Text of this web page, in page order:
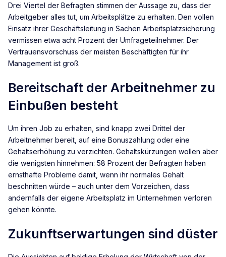
Drei Viertel der Befragten stimmen der Aussage zu, dass der
Arbeitgeber alles tut, um Arbeitsplätze zu erhalten. Den vollen
Einsatz ihrer Geschäftsleitung in Sachen Arbeitsplatzsicherung
vermissen etwa acht Prozent der Umfrageteilnehmer. Der
Vertrauensvorschuss der meisten Beschäftigten für ihr
Management ist groß.
Bereitschaft der Arbeitnehmer zu
Einbußen besteht
Um ihren Job zu erhalten, sind knapp zwei Drittel der
Arbeitnehmer bereit, auf eine Bonuszahlung oder eine
Gehaltserhöhung zu verzichten. Gehaltskürzungen wollen aber
die wenigsten hinnehmen: 58 Prozent der Befragten haben
ernsthafte Probleme damit, wenn ihr normales Gehalt
beschnitten würde – auch unter dem Vorzeichen, dass
andernfalls der eigene Arbeitsplatz im Unternehmen verloren
gehen könnte.
Zukunftserwartungen sind düster